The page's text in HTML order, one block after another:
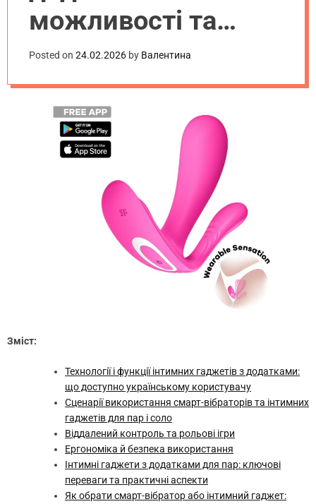
можливості та
сценарії
використання
Posted on 24.02.2026 by Валентина
Зміст:
Технології і функції інтимних гаджетів з додатками:
що доступно українському користувачу
Сценарії використання смарт-вібраторів та інтимних
гаджетів для пар і соло
Віддалений контроль та рольові ігри
Ергономіка й безпека використання
Інтимні гаджети з додатками для пар: ключові
переваги та практичні аспекти
Як обрати смарт-вібратор або інтимний гаджет: